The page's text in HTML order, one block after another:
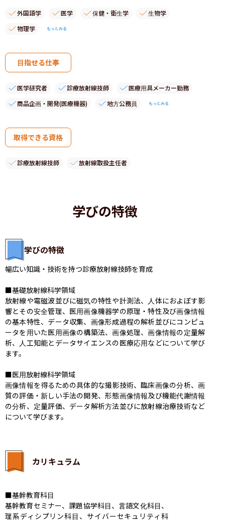
外国語学 医学 保健・衛生学
生物学
物理学
もっとみる
目指せる仕事
医学研究者 診療放射線技師
医療用具メーカー勤務
商品企画・開発(医療機器)
地方公務員 もっとみる
取得できる資格
診療放射線技師 放射線取扱主任者
学びの特徴
学びの特徴
幅広い知識・技術を持つ診療放射線技師を育成
■基礎放射線科学領域
放射線や電磁波並びに磁気の特性や計測法、人体におよぼす影
響とその安全管理、医用画像機器学の原理・特性及び画像情報
の基本特性、データ収集、画像形成過程の解析並びにコンピュ
ータを用いた医用画像の構築法、画像処理、画像情報の定量解
析、人工知能とデータサイエンスの医療応用などについて学び
ます。
■医用放射線科学領域
画像情報を得るための具体的な撮影技術、臨床画像の分析、画
質の評価・新しい手法の開発、形態画像情報及び機能代謝情報
の分析、定量評価、データ解析方法並びに放射線治療技術など
について学びます。
カリキュラム
■基幹教育科目
基幹教育セミナー、課題協学科目、言語文化科目、
理系ディシプリン科目、サイバーセキュリティ科